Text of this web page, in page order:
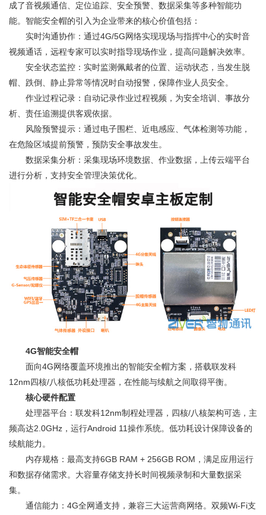
成了音视频通信、定位追踪、安全预警、数据采集等多种智能功
能。智能安全帽的引入为企业带来的核心价值包括：
实时沟通协作：通过4G/5G网络实现现场与指挥中心的实时音
视频通话，远程专家可以实时指导现场作业，提高问题解决效率。
安全状态监控：实时监测佩戴者的位置、运动状态，当发生脱
帽、跌倒、静止异常等情况时自动报警，保障作业人员安全。
作业过程记录：自动记录作业过程视频，为安全培训、事故分
析、责任追溯提供客观依据。
风险预警提示：通过电子围栏、近电感应、气体检测等功能，
在危险区域提前预警，预防安全事故发生。
数据采集分析：采集现场环境数据、作业数据，上传云端平台
进行分析，支持安全管理决策优化。
4G智能安全帽
面向4G网络覆盖环境推出的智能安全帽方案，搭载联发科
12nm四核/八核低功耗处理器，在性能与续航之间取得平衡。
核心硬件配置
处理器平台：联发科12nm制程处理器，四核/八核架构可选，主
频高达2.0GHz，运行Android 11操作系统。低功耗设计保障设备的
续航能力。
内存规格：最高支持6GB RAM + 256GB ROM，满足应用运行
和数据存储需求。大容量存储支持长时间视频录制和大量数据采
集。
通信能力：4G全网通支持，兼容三大运营商网络。双频Wi-Fi支